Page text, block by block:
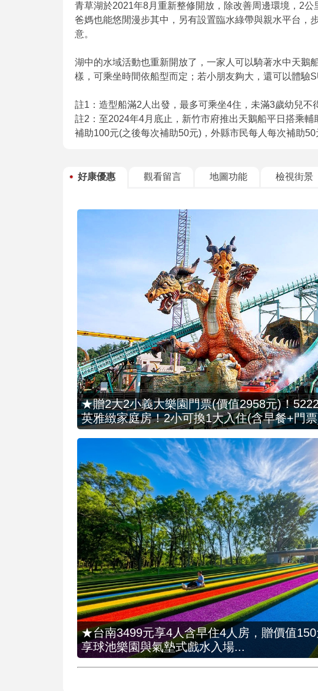
青草湖於2021年8月重新整修開放，除改善周邊環境，2
爸媽也能悠閒漫步其中，另有設置臨水綠帶與親水平台，
意。
湖中的水域活動也重新開放了，一家人可以騎著水中天鵝
樣，可乘坐時間依船型而定；若小朋友夠大，還可以體驗
註1：造型船滿2人出發，最多可乘坐4住，未滿3歲幼兒不
註2：至2024年4月底止，新竹市府推出天鵝船平日搭乘
補助100元(之後每次補助50元)，外縣市民每人每次補助50
好康優惠 觀看留言 地圖功能 檢視街景
★贈2大2小義大樂園門票(價值2958元)！
英雅緻家庭房！2小可換1大入住(含早餐+門票
★台南3499元享4人含早住4人房，贈價值
享球池樂園與氣墊式戲水入場...